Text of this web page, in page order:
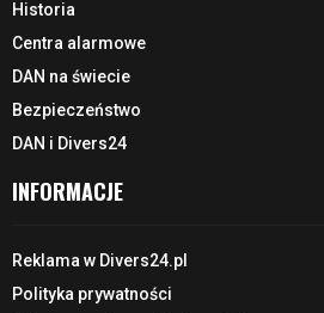
Historia
Centra alarmowe
DAN na świecie
Bezpieczeństwo
DAN i Divers24
INFORMACJE
Reklama w Divers24.pl
Polityka prywatności